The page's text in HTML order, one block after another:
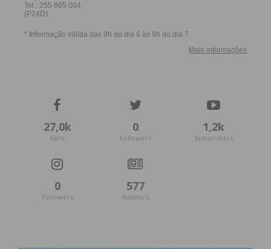
27,0k
Fans
0
Followers
1,2k
Subscribers
0
Followers
577
Readers